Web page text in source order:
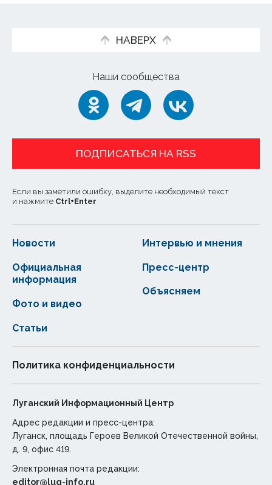
НАВЕРХ
Наши сообщества
ПОДПИСАТЬСЯ НА RSS
Если вы заметили ошибку, выделите необходимый текст
и нажмите Ctrl+Enter
Новости
Статьи
Официальная
информация
Интервью и мнения
Фото и видео
Пресс-центр
Объясняем
Политика конфиденциальности
Луганский Информационный Центр
Адрес редакции и пресс-центра:
Луганск, площадь Героев Великой Отечественной войны,
д. 9, офис 419.
Электронная почта редакции:
editor@lug-info.ru